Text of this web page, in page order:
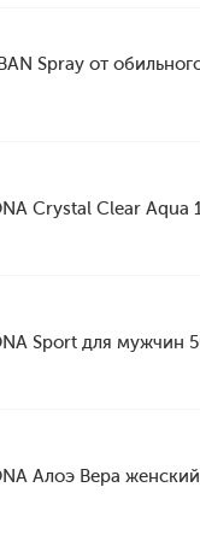
Spray от
Crystal Clear Aqua
Sport для мужчин
Алоэ Вера